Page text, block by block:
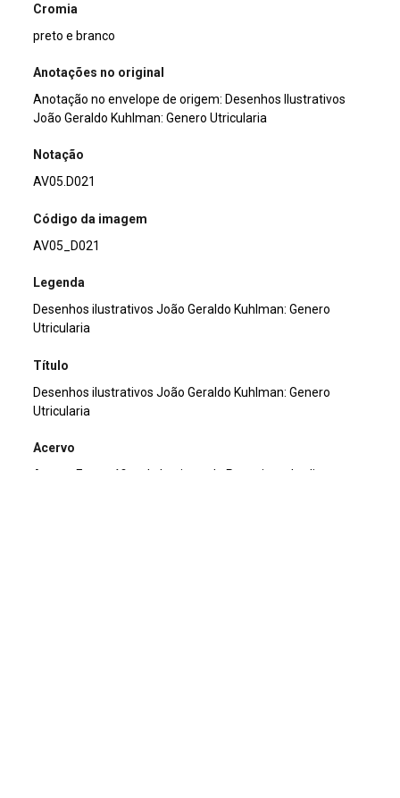
Cromia
preto e branco
Anotações no original
Anotação no envelope de origem: Desenhos Ilustrativos
João Geraldo Kuhlman: Genero Utricularia
Notação
AV05.D021
Código da imagem
AV05_D021
Legenda
Desenhos ilustrativos João Geraldo Kuhlman: Genero
Utricularia
Título
Desenhos ilustrativos João Geraldo Kuhlman: Genero
Utricularia
Acervo
Acervo Fotográfico do Instituto de Pesquisas Jardim